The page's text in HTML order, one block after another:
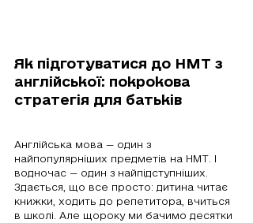
Як підготуватися до НМТ з
англійської: покрокова
стратегія для батьків
Англійська мова — один з
найпопулярніших предметів на НМТ. І
водночас — один з найпідступніших.
Здається, що все просто: дитина читає
книжки, ходить до репетитора, вчиться
в школі. Але щороку ми бачимо десятки